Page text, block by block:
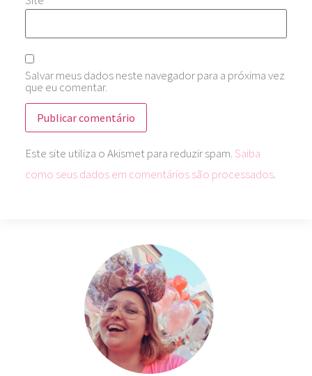
Salvar meus dados neste navegador para a próxima vez
que eu comentar.
Este site utiliza o Akismet para reduzir spam. Saiba
como seus dados em comentários são processados.